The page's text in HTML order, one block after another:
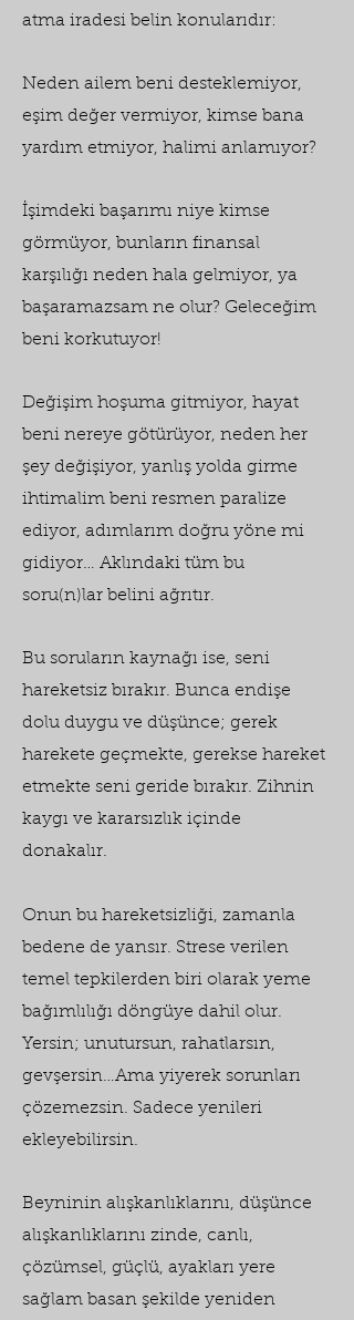
atma iradesi belin konularıdır:
Neden ailem beni desteklemiyor,
eşim değer vermiyor, kimse bana
yardım etmiyor, halimi anlamıyor?
İşimdeki başarımı niye kimse
görmüyor, bunların finansal
karşılığı neden hala gelmiyor, ya
başaramazsam ne olur? Geleceğim
beni korkutuyor!
Değişim hoşuma gitmiyor, hayat
beni nereye götürüyor, neden her
şey değişiyor, yanlış yolda girme
ihtimalim beni resmen paralize
ediyor, adımlarım doğru yöne mi
gidiyor… Aklındaki tüm bu
soru(n)lar belini ağrıtır.
Bu soruların kaynağı ise, seni
hareketsiz bırakır. Bunca endişe
dolu duygu ve düşünce; gerek
harekete geçmekte, gerekse hareket
etmekte seni geride bırakır. Zihnin
kaygı ve kararsızlık içinde
donakalır.
Onun bu hareketsizliği, zamanla
bedene de yansır. Strese verilen
temel tepkilerden biri olarak yeme
bağımlılığı döngüye dahil olur.
Yersin; unutursun, rahatlarsın,
gevşersin…Ama yiyerek sorunları
çözemezsin. Sadece yenileri
ekleyebilirsin.
Beyninin alışkanlıklarını, düşünce
alışkanlıklarını zinde, canlı,
çözümsel, güçlü, ayakları yere
sağlam basan şekilde yeniden